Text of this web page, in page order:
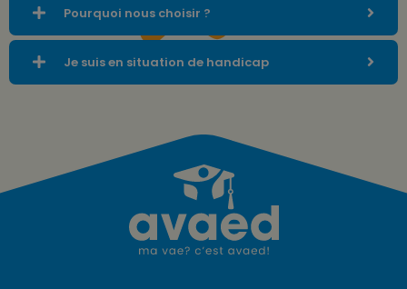
Pourquoi nous choisir ?
Je suis en situation de handicap